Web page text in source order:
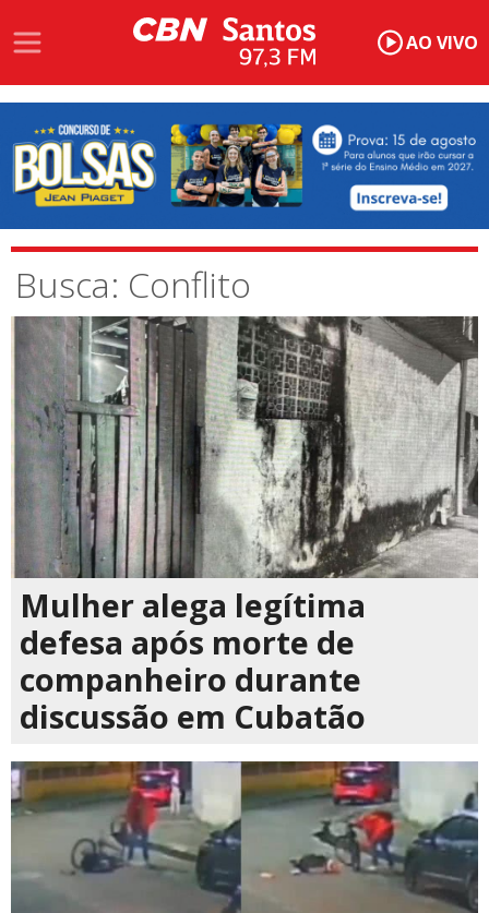
AO VIVO
Busca: Conflito
Mulher alega legítima
defesa após morte de
companheiro durante
discussão em Cubatão